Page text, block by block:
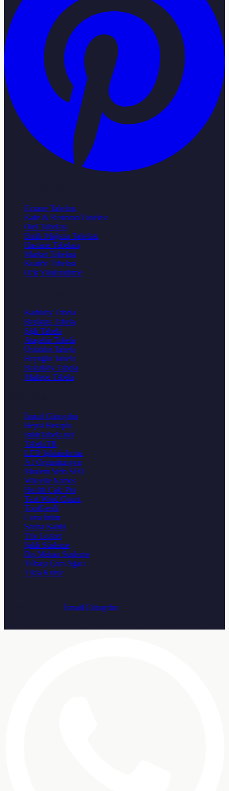
Eczane Tabelası
Kafe & Restoran Tabelası
Otel Tabelası
Butik Mağaza Tabelası
Hastane Tabelası
Market Tabelası
Kuaför Tabelası
Ofis Yönlendirme
Kadıköy Tabela
Beşiktaş Tabela
Şişli Tabela
Ataşehir Tabela
Üsküdar Tabela
Beyoğlu Tabela
Bakırköy Tabela
Maltepe Tabela
İsmail Günaydın
Hepsi Hesapla
IsıklıTabela.net
TabelaTR
LED Işıklandırma
A1 Organizasyon
Modern Web SEO
Wheelie Names
Health Calc Pro
Text Word Count
ToolGenX
Luna İntim
Sauna Kabin
Trio Lezzet
Işıklı Süsleme
Dış Mekan Süsleme
Yılbaşı Çam Ağacı
Tıkla Kurye
İsmail Günaydın